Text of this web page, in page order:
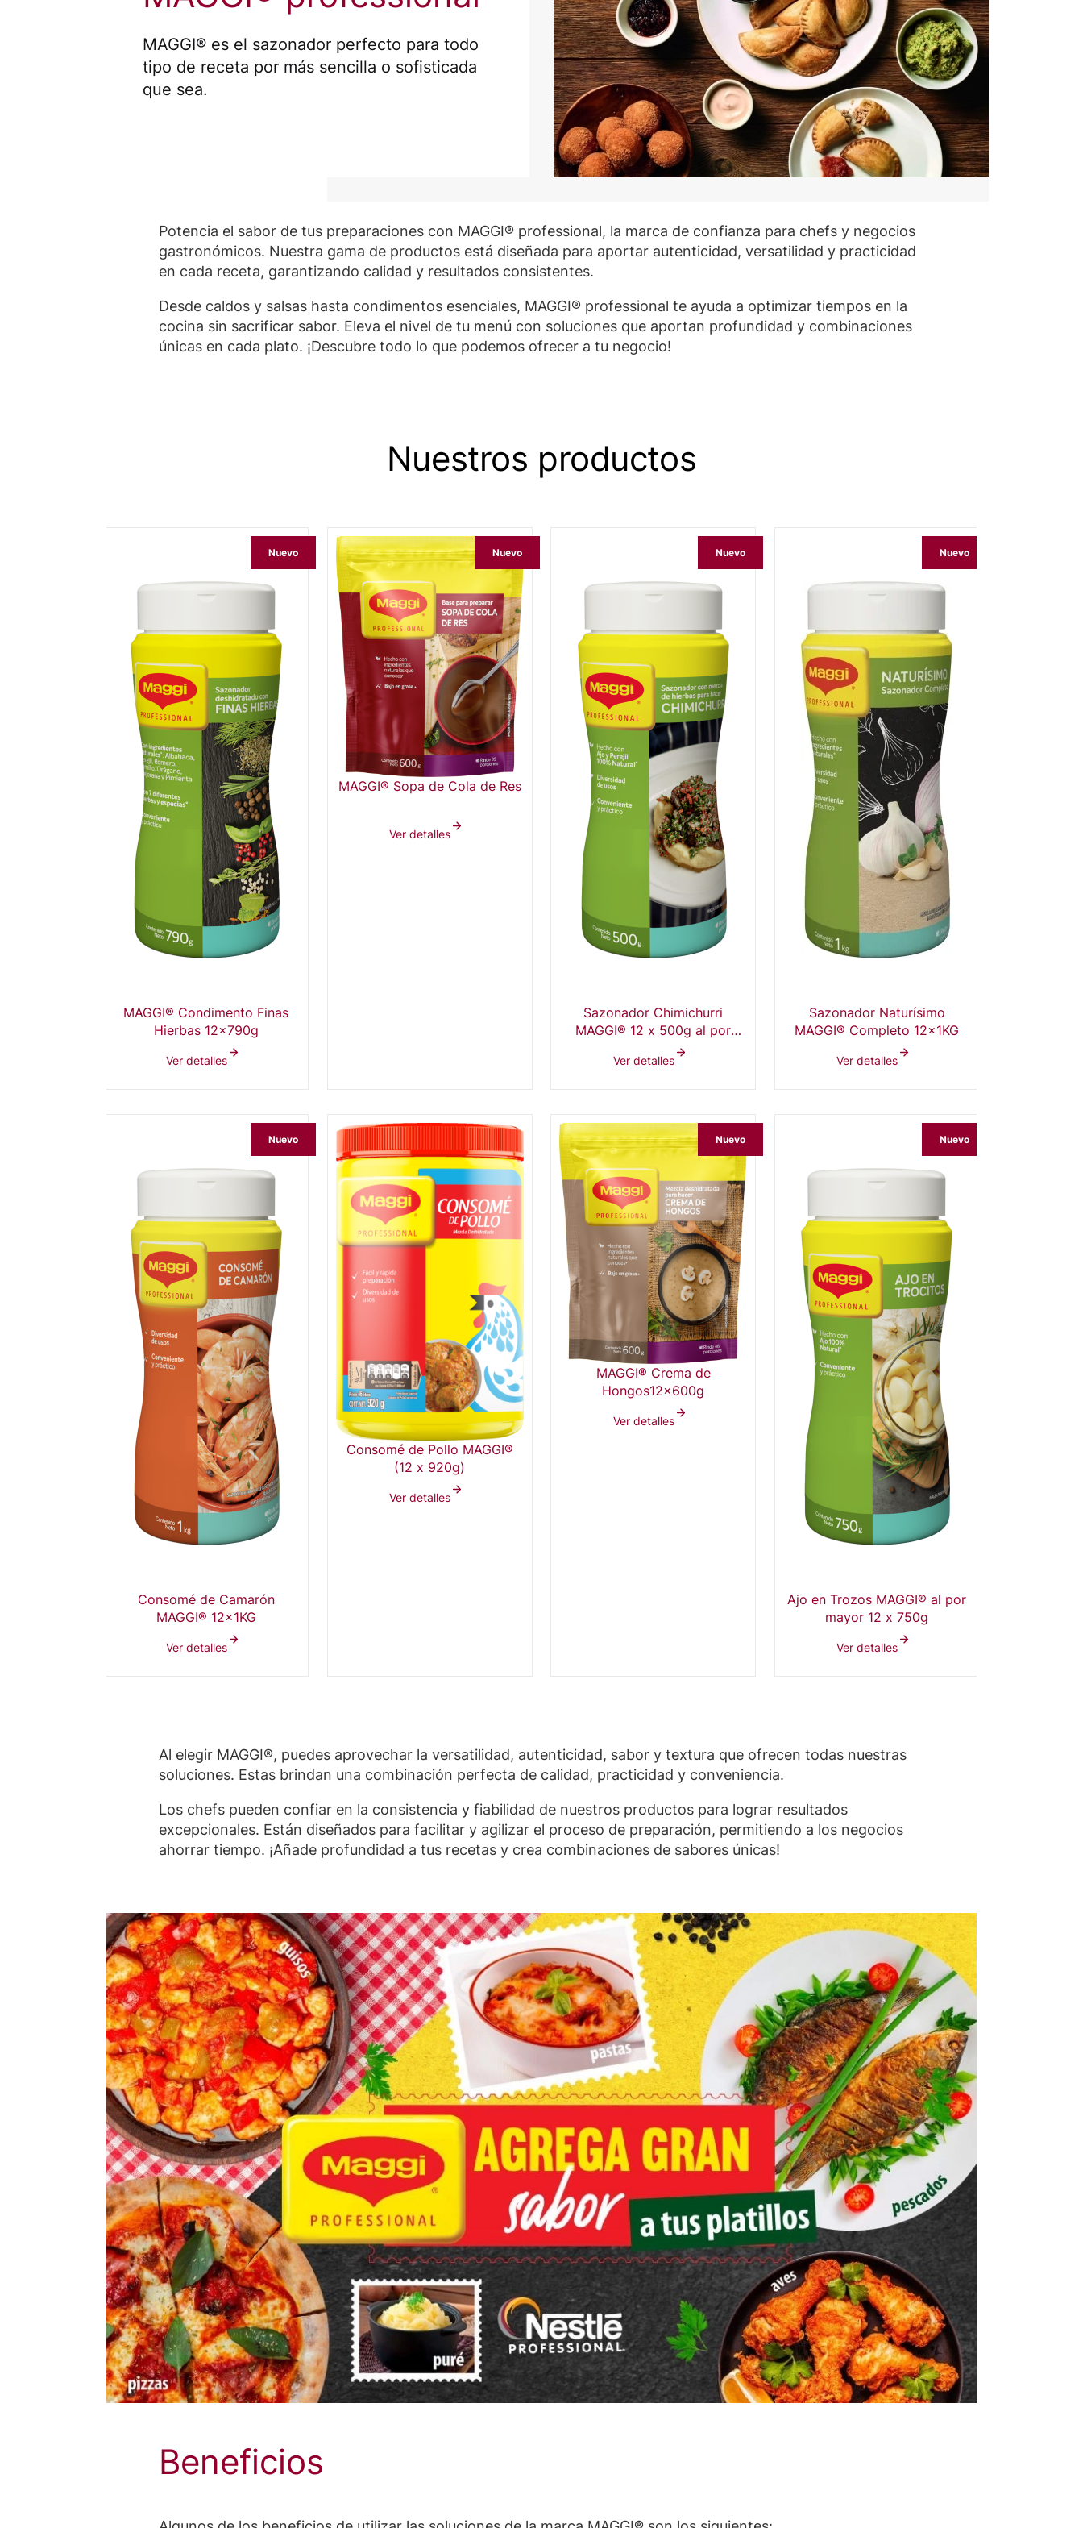
MAGGI® es el sazonador perfecto para todo
tipo de receta por más sencilla o sofisticada
que sea.
Potencia el sabor de tus preparaciones con MAGGI® professional, la marca de confianza para chefs y negocios
gastronómicos. Nuestra gama de productos está diseñada para aportar autenticidad, versatilidad y practicidad
en cada receta, garantizando calidad y resultados consistentes.
Desde caldos y salsas hasta condimentos esenciales, MAGGI® professional te ayuda a optimizar tiempos en la
cocina sin sacrificar sabor. Eleva el nivel de tu menú con soluciones que aportan profundidad y combinaciones
únicas en cada plato. ¡Descubre todo lo que podemos ofrecer a tu negocio!
Nuestros productos
Nuevo
MAGGI® Condimento Finas
Hierbas 12x790g
Ver detalles
Nuevo
MAGGI® Sopa de Cola de Res
Ver detalles
Nuevo
Sazonador Chimichurri
MAGGI® 12 x 500g al por
Ver detalles
Nuevo
Sazonador Naturísimo
MAGGI® Completo 12x1KG
Ver detalles
Nuevo
Consomé de Camarón
MAGGI® 12x1KG
Ver detalles
Consomé de Pollo MAGGI®
(12 x 920g)
Ver detalles
Nuevo
MAGGI® Crema de
Hongos12x600g
Ver detalles
Nuevo
Ajo en Trozos MAGGI® al por
mayor 12 x 750g
Ver detalles
Al elegir MAGGI®, puedes aprovechar la versatilidad, autenticidad, sabor y textura que ofrecen todas nuestras
soluciones. Estas brindan una combinación perfecta de calidad, practicidad y conveniencia.
Los chefs pueden confiar en la consistencia y fiabilidad de nuestros productos para lograr resultados
excepcionales. Están diseñados para facilitar y agilizar el proceso de preparación, permitiendo a los negocios
ahorrar tiempo. ¡Añade profundidad a tus recetas y crea combinaciones de sabores únicas!
Beneficios